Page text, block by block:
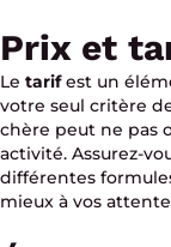
Prix et
Le tarifest un
votre seul critère
chère peut ne pas
activité. Assurez-
différentes
mieux à vos